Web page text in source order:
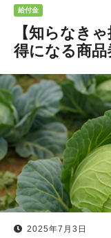
給付金
【知らなき
得になる商品
2025年7月3日